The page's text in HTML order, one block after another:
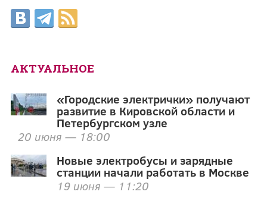
АКТУАЛЬНОЕ
«Городские электрички» получают
развитие в Кировской области и
Петербургском узле
20 июня — 18:00
Новые электробусы и зарядные
станции начали работать в Москве
19 июня — 11:20